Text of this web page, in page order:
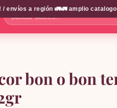
a región 🚛🚛 amplio catalogo ✦
Buscar
dulces...
bon o bon